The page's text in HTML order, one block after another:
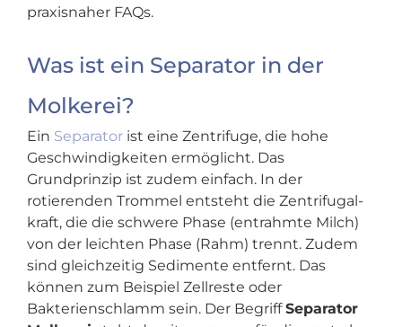
praxisnaher FAQs.
Was ist ein Separator in der
Molkerei?
Ein Separator ist eine Zentrifuge, die hohe
Geschwindigkeiten ermöglicht. Das
Grundprinzip ist zudem einfach. In der
rotierenden Trommel entsteht die Zentrifugal­
kraft, die die schwere Phase (entrahmte Milch)
von der leichten Phase (Rahm) trennt. Zudem
sind gleichzeitig Sedimente entfernt. Das
können zum Beispiel Zellreste oder
Bakterienschlamm sein. Der BegriffSeparator